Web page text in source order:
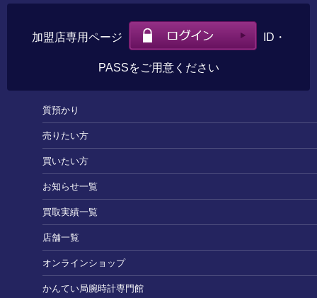
加盟店専用ページ ID・
PASSをご用意ください
質預かり
売りたい方
買いたい方
お知らせ一覧
買取実績一覧
店舗一覧
オンラインショップ
かんてい局腕時計専門館